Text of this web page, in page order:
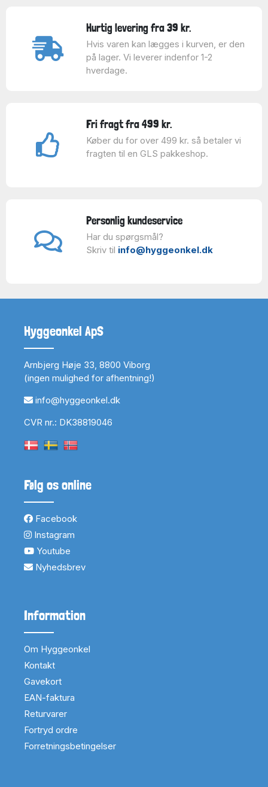
Hurtig levering fra 39 kr.
Hvis varen kan lægges i kurven, er den
på lager. Vi leverer indenfor 1-2
hverdage.
Fri fragt fra 499 kr.
Køber du for over 499 kr. så betaler vi
fragten til en GLS pakkeshop.
Personlig kundeservice
Har du spørgsmål?
Skriv til info@hyggeonkel.dk
Hyggeonkel ApS
Arnbjerg Høje 33, 8800 Viborg
(ingen mulighed for afhentning!)
info@hyggeonkel.dk
CVR nr.: DK38819046
Følg os online
Facebook
Instagram
Youtube
Nyhedsbrev
Information
Om Hyggeonkel
Kontakt
Gavekort
EAN-faktura
Returvarer
Fortryd ordre
Forretningsbetingelser